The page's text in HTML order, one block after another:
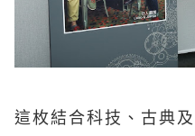
這枚結合科技、古典